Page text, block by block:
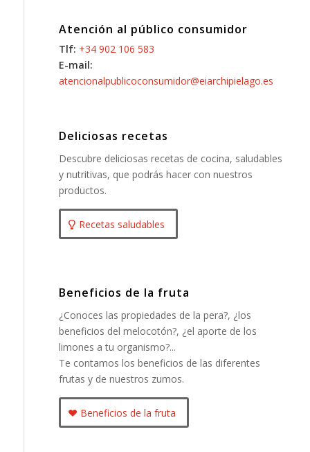
Atención al público consumidor
Tlf: +34 902 106 583
E-mail:
atencionalpublicoconsumidor@eiarchipielago.es
Deliciosas recetas
Descubre deliciosas recetas de cocina, saludables
y nutritivas, que podrás hacer con nuestros
productos.
Recetas saludables
Beneficios de la fruta
¿Conoces las propiedades de la pera?, ¿los
beneficios del melocotón?, ¿el aporte de los
limones a tu organismo?...
Te contamos los beneficios de las diferentes
frutas y de nuestros zumos.
Beneficios de la fruta